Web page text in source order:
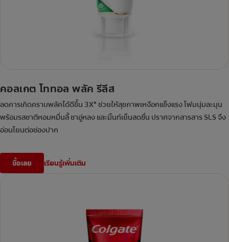
คอลเกต โททอล พลัค รีลีส
ลดการเกิดคราบพลัคได้ดีขึ้น 3X* ช่วยให้สุขภาพเหงือกแข็งแรง โฟมนุ่มละมุน
พร้อมรสชาติหอมหมื่นลี้ ชาอู่หลง และมิ้นท์เย็นสดชื่น ปราศจากสารสาร SLS จึง
อ่อนโยนต่อช่องปาก
ซื้อเลย เรียนรู้เพิ่มเติม